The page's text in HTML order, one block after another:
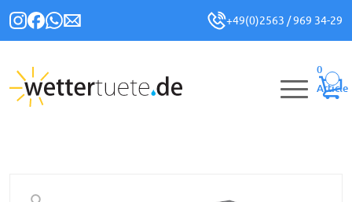
+49(0)2563 / 969 34-29
0
Article